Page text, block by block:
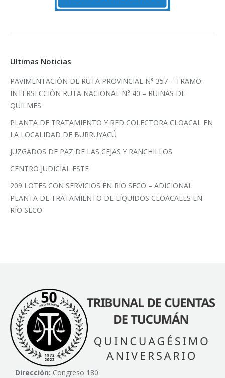
Ultimas Noticias
PAVIMENTACIÓN DE RUTA PROVINCIAL N° 357 – TRAMO:
INTERSECCIÓN RUTA NACIONAL N° 40 – RUINAS DE
QUILMES
PLANTA DE TRATAMIENTO Y RED COLECTORA CLOACAL EN
LA LOCALIDAD DE BURRUYACÚ
JUZGADOS DE PAZ DE LAS CEJAS Y RANCHILLOS
CENTRO JUDICIAL ESTE
209 LOTES CON SERVICIOS EN RIO SECO – ADICIONAL
PLANTA DE TRATAMIENTO DE LÍQUIDOS CLOACALES EN
RÍO SECO
Dirección: Congreso 180.